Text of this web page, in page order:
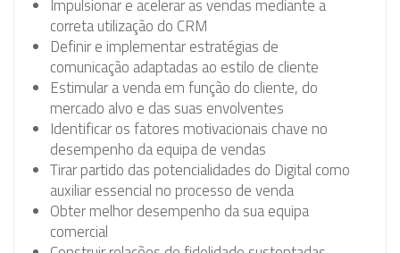
Impulsionar e acelerar as vendas mediante a
correta utilização do CRM
Definir e implementar estratégias de
comunicação adaptadas ao estilo de cliente
Estimular a venda em função do cliente, do
mercado alvo e das suas envolventes
Identificar os fatores motivacionais chave no
desempenho da equipa de vendas
Tirar partido das potencialidades do Digital como
auxiliar essencial no processo de venda
Obter melhor desempenho da sua equipa
comercial